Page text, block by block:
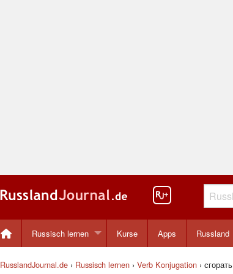
Russisch lernen Kurse Apps Russland
RusslandJournal.de › Russisch lernen › Verb Konjugation › сгорать